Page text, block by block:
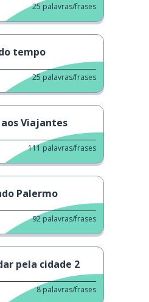
25 palavras/frases
tempo
25 palavras/frases
Viajantes
111 palavras/frases
Palermo
92 palavras/frases
pela cidade 2
8 palavras/frases